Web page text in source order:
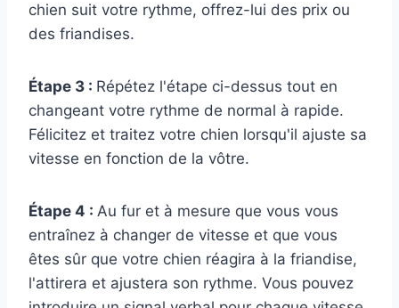
chien suit votre rythme, offrez-lui des prix ou
des friandises.
Étape 3 : Répétez l'étape ci-dessus tout en
changeant votre rythme de normal à rapide.
Félicitez et traitez votre chien lorsqu'il ajuste sa
vitesse en fonction de la vôtre.
Étape 4 : Au fur et à mesure que vous vous
entraînez à changer de vitesse et que vous
êtes sûr que votre chien réagira à la friandise,
l'attirera et ajustera son rythme. Vous pouvez